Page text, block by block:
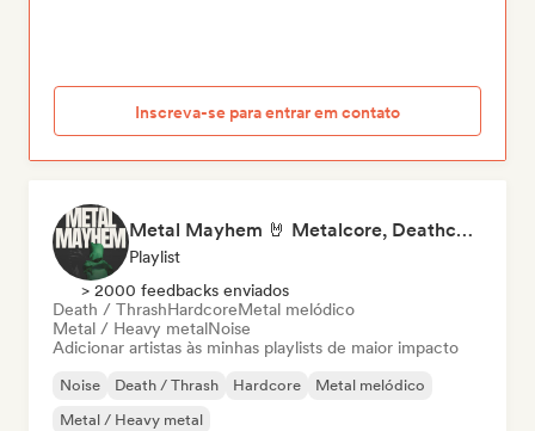
Inscreva-se para entrar em contato
Metal Mayhem 🤘 Metalcore, Deathcore & Progressive Metal
Playlist
> 2000 feedbacks enviados
Death / ThrashHardcoreMetal melódico
Metal / Heavy metalNoise
Adicionar artistas às minhas playlists de maior impacto
Noise Death / Thrash Hardcore
Metal melódico
Metal / Heavy metal